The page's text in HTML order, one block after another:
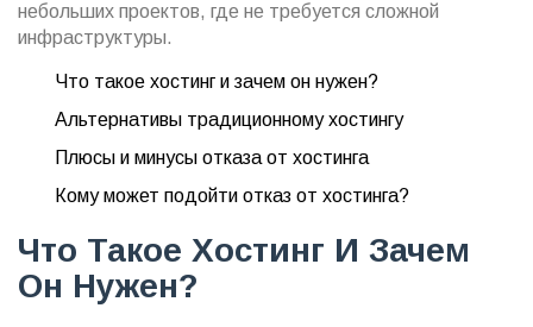
небольших проектов, где не требуется сложной
инфраструктуры.
Что такое хостинг и зачем он нужен?
Альтернативы традиционному хостингу
Плюсы и минусы отказа от хостинга
Кому может подойти отказ от хостинга?
Что Такое Хостинг И Зачем
Он Нужен?